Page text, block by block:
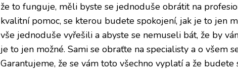
že to funguje, měli byste se jednoduše obrátit na
kvalitní pomoc, se kterou budete spokojení, jak je to jen
vše jednoduše vyřešili a abyste se nemuseli bát, že by
je to jen možné. Sami se obraťte na specialisty a o všem
Garantujeme, že se vám toto všechno vyplatí a že